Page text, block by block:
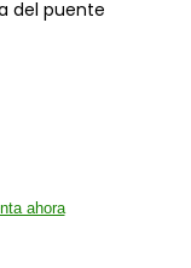
del puente
ahora